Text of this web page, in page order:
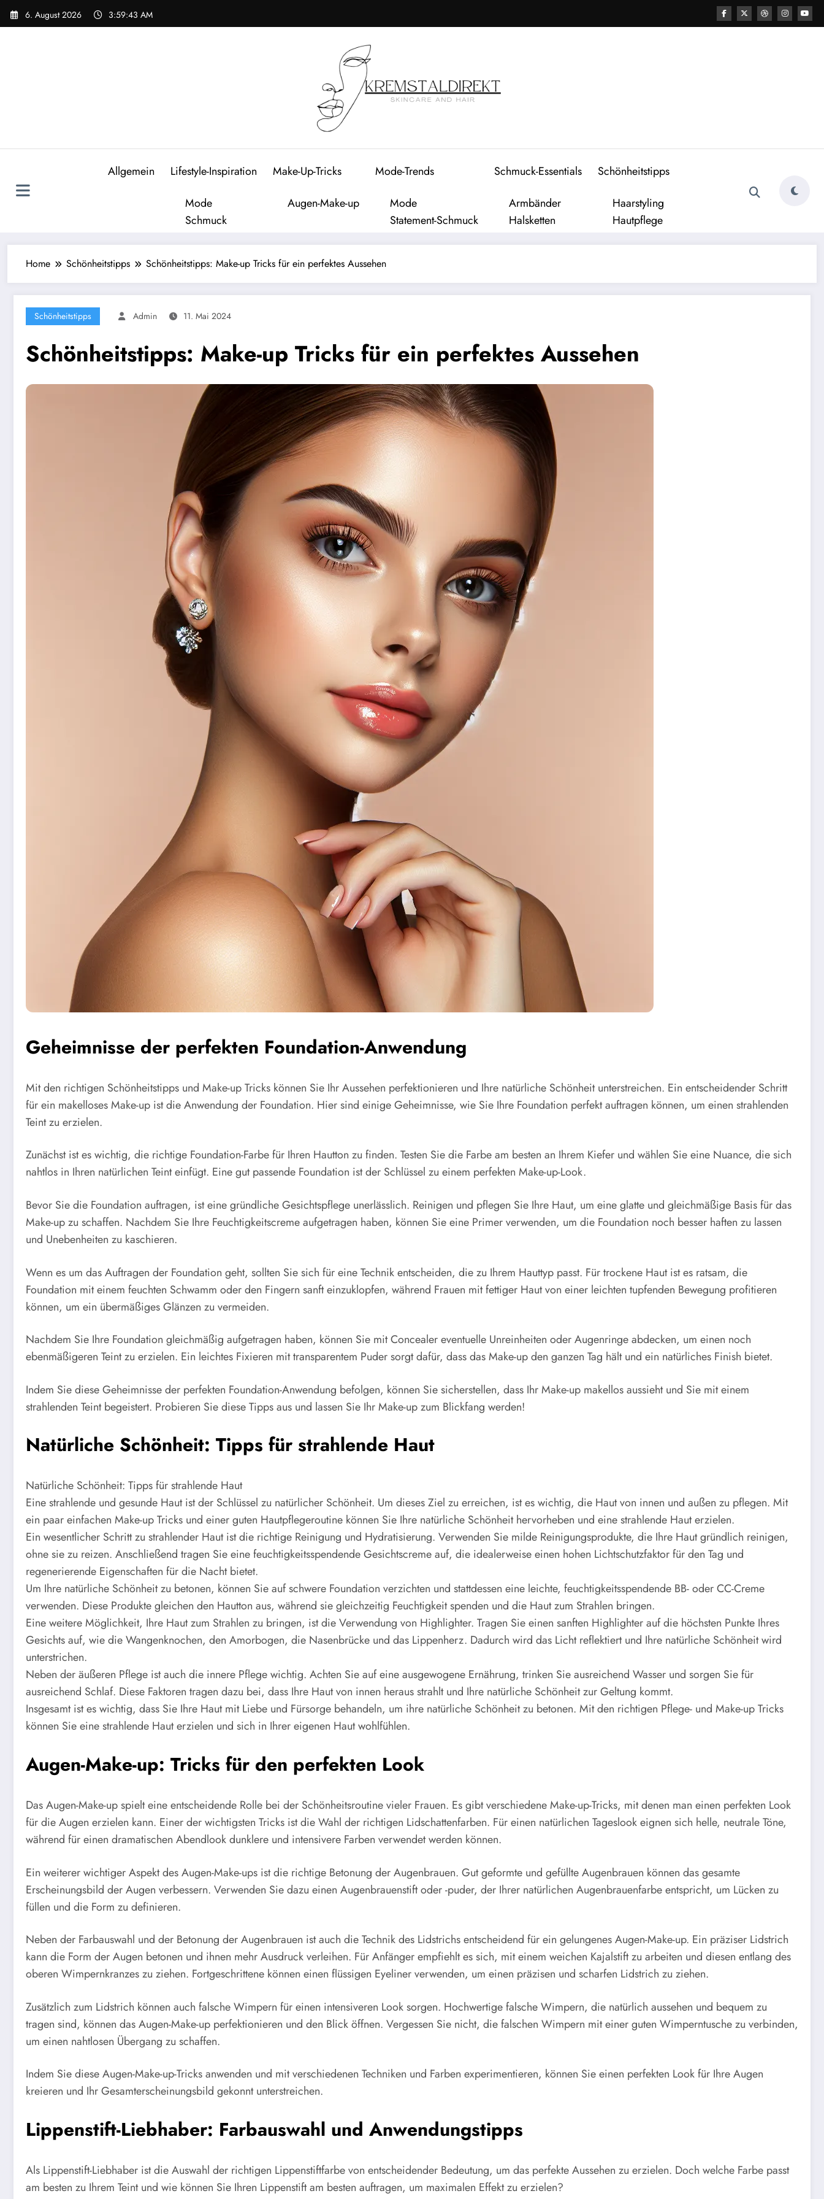
Zum
Inhalt
6. August 2026 3:59:43 AM
Allgemein
Lifestyle-Inspiration
Mode
Schmuck
Make-Up-Tricks
Augen-Make-up
Mode-Trends
Mode
Statement-Schmuck
Schmuck-Essentials
Armbänder
Halsketten
Schönheitstipps
Haarstyling
Hautpflege
Home Schönheitstipps Schönheitstipps: Make-up Tricks für ein perfektes Aussehen
Schönheitstipps Admin 11. Mai 2024
Schönheitstipps: Make-up Tricks für ein perfektes Aussehen
Geheimnisse der perfekten Foundation-Anwendung
Mit den richtigen Schönheitstipps und Make-up Tricks können Sie Ihr Aussehen perfektionieren und Ihre natürliche Schönheit unterstreichen. Ein entscheidender Schritt
für ein makelloses Make-up ist die Anwendung der Foundation. Hier sind einige Geheimnisse, wie Sie Ihre Foundation perfekt auftragen können, um einen strahlenden
Teint zu erzielen.
Zunächst ist es wichtig, die richtige Foundation-Farbe für Ihren Hautton zu finden. Testen Sie die Farbe am besten an Ihrem Kiefer und wählen Sie eine Nuance, die sich
nahtlos in Ihren natürlichen Teint einfügt. Eine gut passende Foundation ist der Schlüssel zu einem perfekten Make-up-Look.
Bevor Sie die Foundation auftragen, ist eine gründliche Gesichtspflege unerlässlich. Reinigen und pflegen Sie Ihre Haut, um eine glatte und gleichmäßige Basis für das
Make-up zu schaffen. Nachdem Sie Ihre Feuchtigkeitscreme aufgetragen haben, können Sie eine Primer verwenden, um die Foundation noch besser haften zu lassen
und Unebenheiten zu kaschieren.
Wenn es um das Auftragen der Foundation geht, sollten Sie sich für eine Technik entscheiden, die zu Ihrem Hauttyp passt. Für trockene Haut ist es ratsam, die
Foundation mit einem feuchten Schwamm oder den Fingern sanft einzuklopfen, während Frauen mit fettiger Haut von einer leichten tupfenden Bewegung profitieren
können, um ein übermäßiges Glänzen zu vermeiden.
Nachdem Sie Ihre Foundation gleichmäßig aufgetragen haben, können Sie mit Concealer eventuelle Unreinheiten oder Augenringe abdecken, um einen noch
ebenmäßigeren Teint zu erzielen. Ein leichtes Fixieren mit transparentem Puder sorgt dafür, dass das Make-up den ganzen Tag hält und ein natürliches Finish bietet.
Indem Sie diese Geheimnisse der perfekten Foundation-Anwendung befolgen, können Sie sicherstellen, dass Ihr Make-up makellos aussieht und Sie mit einem
strahlenden Teint begeistert. Probieren Sie diese Tipps aus und lassen Sie Ihr Make-up zum Blickfang werden!
Natürliche Schönheit: Tipps für strahlende Haut
Natürliche Schönheit: Tipps für strahlende Haut
Eine strahlende und gesunde Haut ist der Schlüssel zu natürlicher Schönheit. Um dieses Ziel zu erreichen, ist es wichtig, die Haut von innen und außen zu pflegen. Mit
ein paar einfachen Make-up Tricks und einer guten Hautpflegeroutine können Sie Ihre natürliche Schönheit hervorheben und eine strahlende Haut erzielen.
Ein wesentlicher Schritt zu strahlender Haut ist die richtige Reinigung und Hydratisierung. Verwenden Sie milde Reinigungsprodukte, die Ihre Haut gründlich reinigen,
ohne sie zu reizen. Anschließend tragen Sie eine feuchtigkeitsspendende Gesichtscreme auf, die idealerweise einen hohen Lichtschutzfaktor für den Tag und
regenerierende Eigenschaften für die Nacht bietet.
Um Ihre natürliche Schönheit zu betonen, können Sie auf schwere Foundation verzichten und stattdessen eine leichte, feuchtigkeitsspendende BB- oder CC-Creme
verwenden. Diese Produkte gleichen den Hautton aus, während sie gleichzeitig Feuchtigkeit spenden und die Haut zum Strahlen bringen.
Eine weitere Möglichkeit, Ihre Haut zum Strahlen zu bringen, ist die Verwendung von Highlighter. Tragen Sie einen sanften Highlighter auf die höchsten Punkte Ihres
Gesichts auf, wie die Wangenknochen, den Amorbogen, die Nasenbrücke und das Lippenherz. Dadurch wird das Licht reflektiert und Ihre natürliche Schönheit wird
unterstrichen.
Neben der äußeren Pflege ist auch die innere Pflege wichtig. Achten Sie auf eine ausgewogene Ernährung, trinken Sie ausreichend Wasser und sorgen Sie für
ausreichend Schlaf. Diese Faktoren tragen dazu bei, dass Ihre Haut von innen heraus strahlt und Ihre natürliche Schönheit zur Geltung kommt.
Insgesamt ist es wichtig, dass Sie Ihre Haut mit Liebe und Fürsorge behandeln, um ihre natürliche Schönheit zu betonen. Mit den richtigen Pflege- und Make-up Tricks
können Sie eine strahlende Haut erzielen und sich in Ihrer eigenen Haut wohlfühlen.
Augen-Make-up: Tricks für den perfekten Look
Das Augen-Make-up spielt eine entscheidende Rolle bei der Schönheitsroutine vieler Frauen. Es gibt verschiedene Make-up-Tricks, mit denen man einen perfekten Look
für die Augen erzielen kann. Einer der wichtigsten Tricks ist die Wahl der richtigen Lidschattenfarben. Für einen natürlichen Tageslook eignen sich helle, neutrale Töne,
während für einen dramatischen Abendlook dunklere und intensivere Farben verwendet werden können.
Ein weiterer wichtiger Aspekt des Augen-Make-ups ist die richtige Betonung der Augenbrauen. Gut geformte und gefüllte Augenbrauen können das gesamte
Erscheinungsbild der Augen verbessern. Verwenden Sie dazu einen Augenbrauenstift oder -puder, der Ihrer natürlichen Augenbrauenfarbe entspricht, um Lücken zu
füllen und die Form zu definieren.
Neben der Farbauswahl und der Betonung der Augenbrauen ist auch die Technik des Lidstrichs entscheidend für ein gelungenes Augen-Make-up. Ein präziser Lidstrich
kann die Form der Augen betonen und ihnen mehr Ausdruck verleihen. Für Anfänger empfiehlt es sich, mit einem weichen Kajalstift zu arbeiten und diesen entlang des
oberen Wimpernkranzes zu ziehen. Fortgeschrittene können einen flüssigen Eyeliner verwenden, um einen präzisen und scharfen Lidstrich zu ziehen.
Zusätzlich zum Lidstrich können auch falsche Wimpern für einen intensiveren Look sorgen. Hochwertige falsche Wimpern, die natürlich aussehen und bequem zu
tragen sind, können das Augen-Make-up perfektionieren und den Blick öffnen. Vergessen Sie nicht, die falschen Wimpern mit einer guten Wimperntusche zu verbinden,
um einen nahtlosen Übergang zu schaffen.
Indem Sie diese Augen-Make-up-Tricks anwenden und mit verschiedenen Techniken und Farben experimentieren, können Sie einen perfekten Look für Ihre Augen
kreieren und Ihr Gesamterscheinungsbild gekonnt unterstreichen.
Lippenstift-Liebhaber: Farbauswahl und Anwendungstipps
Als Lippenstift-Liebhaber ist die Auswahl der richtigen Lippenstiftfarbe von entscheidender Bedeutung, um das perfekte Aussehen zu erzielen. Doch welche Farbe passt
am besten zu Ihrem Teint und wie können Sie Ihren Lippenstift am besten auftragen, um maximalen Effekt zu erzielen?